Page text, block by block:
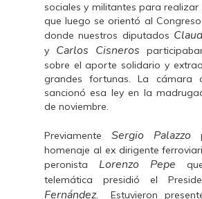
sociales y militantes para
que luego se orientó al
donde nuestros diputados
y Carlos Cisneros
sobre el aporte solidario y
grandes fortunas. La cámara
sancionó esa ley en la
de noviembre.
PreviamenteSergio Palazzo
homenaje al ex dirigente
peronista Lorenzo Pepe
telemática presidió el
Fernández. Estuvieron